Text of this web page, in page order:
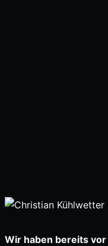
Wir haben bereits vor